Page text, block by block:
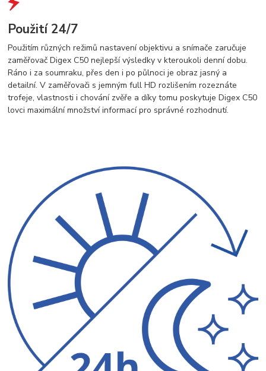
Použití 24/7
Použitím různých režimů nastavení objektivu a snímače zaručuje
zaměřovač Digex C50 nejlepší výsledky v kteroukoli denní dobu.
Ráno i za soumraku, přes den i po půlnoci je obraz jasný a
detailní. V zaměřovači s jemným full HD rozlišením rozeznáte
trofeje, vlastnosti i chování zvěře a díky tomu poskytuje Digex C50
lovci maximální množství informací pro správné rozhodnutí.